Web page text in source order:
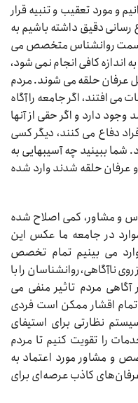
و مورد تعقیب و تنبیه قرار
رسانی دقیق داشته باشیم به
سمت روانشناس متخصص می
اندازه کافی انجام نمی شود،
عرفان حلقه می شوند. مردم
می افتند، اگر جامعه را آگاه
دارد و اگر حقی از آنها
دفاع می کنند، دیگر کسی
شما ببینید چه آسیبهایی به
و عرفان حلقه شدند وارد شده
و مشاور، کمی اصلاح شده
در جامعه ما عکس این
می بینیم تمام تخصص
ناآگاهی، روانشناسان را با
مردم تاثیر منفی می
تمام اقشار ممکن است فردی
نظارتی برای استیفای
را تقویت کنیم تا مردم
و مشاور مورد اعتماد به
کاذب عرصه‌ای برای